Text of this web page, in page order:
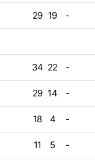
29 19 -
34 22 -
29 14 -
18 4 -
11 5 -